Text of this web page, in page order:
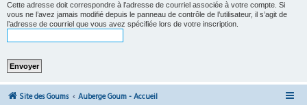
Cette adresse doit correspondre à l’adresse de courriel associée à votre compte. Si
vous ne l’avez jamais modifié depuis le panneau de contrôle de l’utilisateur, il s’agit de
l’adresse de courriel que vous avez spécifiée lors de votre inscription.
Site des Goums Auberge Goum - Accueil